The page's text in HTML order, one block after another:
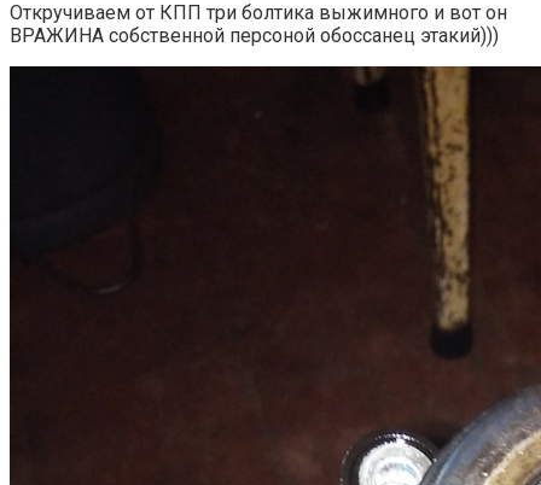
Откручиваем от КПП три болтика выжимного и вот он
ВРАЖИНА собственной персоной обоссанец этакий)))